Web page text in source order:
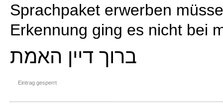
Sprachpaket erwerben
Erkennung ging es nicht bei
ברוך דיין האמת
Eintrag gesperrt